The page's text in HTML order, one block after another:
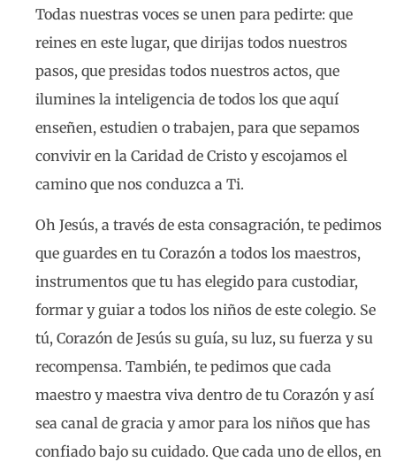
Todas nuestras voces se unen para pedirte: que
reines en este lugar, que dirijas todos nuestros
pasos, que presidas todos nuestros actos, que
ilumines la inteligencia de todos los que aquí
enseñen, estudien o trabajen, para que sepamos
convivir en la Caridad de Cristo y escojamos el
camino que nos conduzca a Ti.
Oh Jesús, a través de esta consagración, te pedimos
que guardes en tu Corazón a todos los maestros,
instrumentos que tu has elegido para custodiar,
formar y guiar a todos los niños de este colegio. Se
tú, Corazón de Jesús su guía, su luz, su fuerza y su
recompensa. También, te pedimos que cada
maestro y maestra viva dentro de tu Corazón y así
sea canal de gracia y amor para los niños que has
confiado bajo su cuidado. Que cada uno de ellos, en